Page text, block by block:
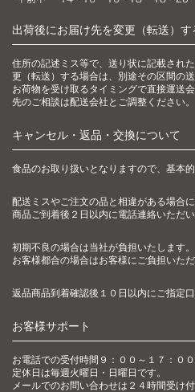
出荷後にお届け先を変更（転送）
住所の記述ミス等で、送り状に記載され
更（転送）する場合は、別途その区間の
お荷物を受け取るタイミングで直接運送
先のご相談は配送会社とご調整ください。
キャンセル・返品・交換について
食品のお取り扱いとなりますので、基本
配送ミスやご注文の品と相違がある場合
商品ご到着後２日以内に電話連絡いただ
初期不良の場合は当社が負担いたします。
お客様都合の場合はお客様にご負担いただ
返品商品到着確認後１０日以内にご指定
お客様サポート
お電話での受付時間９：００～１７：０
定休日は毎週火曜日・日曜日です。
メールでのお問い合わせは２４時間受け付